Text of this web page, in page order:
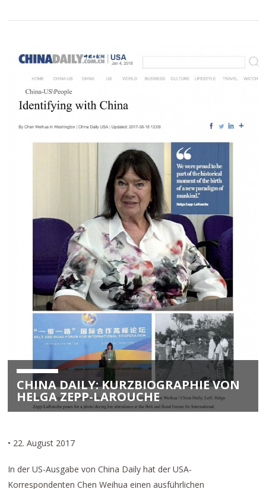
CHINA DAILY: KURZBIOGRAPHIE VON
HELGA ZEPP-LAROUCHE
• 22. August 2017
In der US-Ausgabe von China Daily hat der USA-
Korrespondenten Chen Weihua einen ausführlichen